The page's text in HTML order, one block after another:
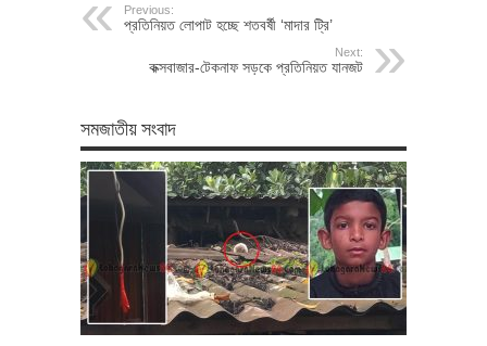
Previous:
প্রতিনিয়ত লোপাট হচ্ছে শতবর্ষী ‘মাদার ট্রি’
Next:
কক্সবাজার-টেকনাফ সড়কে প্রতিনিয়ত যানজট
সমজাতীয় সংবাদ